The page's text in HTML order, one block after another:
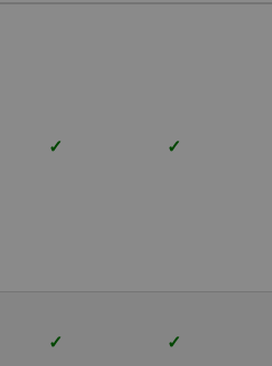
✓ ✓
✓ ✓